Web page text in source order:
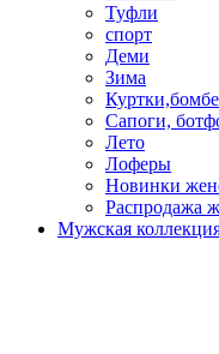
Туфли
спорт
Деми
Зима
Сапоги,
Лето
Лоферы
Новинки
Распродажа
Мужская